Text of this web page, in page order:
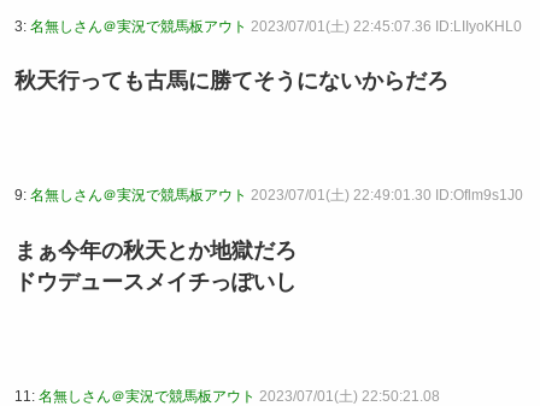
3: 名無しさん＠実況で競馬板アウト 2023/07/01(土) 22:45:07.36 ID:LIIyoKHL0
秋天行っても古馬に勝てそうにないからだろ
9: 名無しさん＠実況で競馬板アウト 2023/07/01(土) 22:49:01.30 ID:Oflm9s1J0
まぁ今年の秋天とか地獄だろ
ドウデュースメイチっぽいし
11: 名無しさん＠実況で競馬板アウト 2023/07/01(土) 22:50:21.08